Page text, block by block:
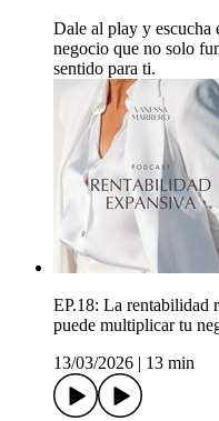
Dale al play y escucha
negocio que no solo
sentido para ti.
EP.18: La rentabilidad
puede multiplicar tu
13/03/2026
13 min